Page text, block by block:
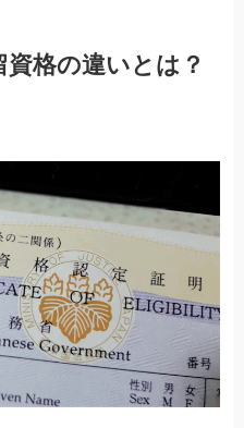
格の違いとは？